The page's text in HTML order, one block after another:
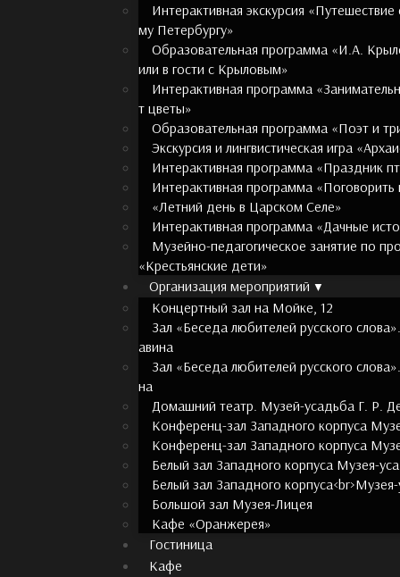
Интерактивная экскурсия
му Петербургу»
Образовательная программа «И.А.
или в гости с Крыловым»
Интерактивная программа
т цветы»
Образовательная программа «Поэт и
Экскурсия и лингвистическая игра
Интерактивная программа «Праздник
Интерактивная программа
«Летний день в Царском Селе»
Интерактивная программа «Дачные
Музейно-педагогическое занятие по
«Крестьянские дети»
Организация мероприятий
Концертный зал на Мойке, 12
Зал «Беседа любителей русского
авина
Зал «Беседа любителей русского
на
Домашний театр. Музей-усадьба Г. Р.
Конференц-зал Западного корпуса
Конференц-зал Западного корпуса
Белый зал Западного корпуса Музея-
Белый зал Западного
Большой зал Музея-Лицея
Кафе «Оранжерея»
Гостиница
Кафе